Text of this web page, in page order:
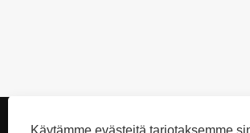
Meistä
Käytämme evästeitä tarjotaksemme